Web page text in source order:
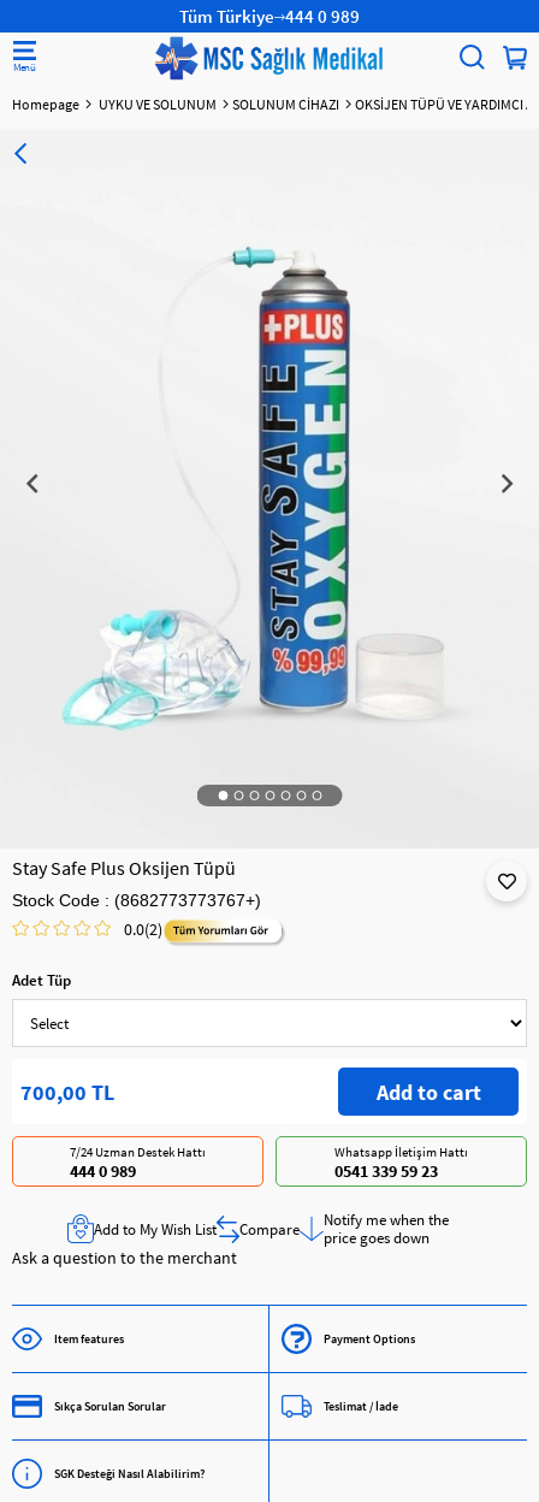
Tüm Türkiye 444 0 989
Homepage UYKU VE SOLUNUM SOLUNUM CİHAZI OKSİJEN TÜPÜ VE YARDIMCI
Stay Safe Plus Oksijen Tüpü
Stock Code (8682773773767+)
0.0(2)
Adet Tüp
700,00 TL
Whatsapp İletişim Hattı
0541 339 59 23
7/24 Uzman Destek Hattı
444 0 989
Add to My Wish List Compare
Notify me when the
price goes down
Ask a question to the merchant
Item features Payment Options
Sıkça Sorulan Sorular Teslimat / İade
SGK Desteği Nasıl Alabilirim?